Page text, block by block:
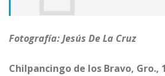
Fotografía: Jesús De La Cruz
Chilpancingo de los Bravo, Gro.,